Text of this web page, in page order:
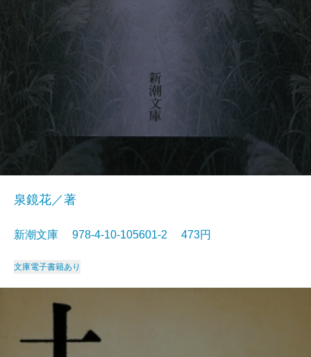
泉鏡花／著
新潮文庫 978-4-10-105601-2 473円
文庫電子書籍あり